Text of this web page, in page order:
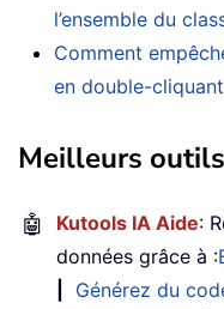
l’ensemble du
Comment
en double-
Meilleurs
🤖 Kutools IA Aide:
données grâce à :
Générez du